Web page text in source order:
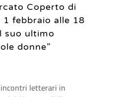
Coperto di
1 febbraio alle 18
suo ultimo
donne”
letterari in